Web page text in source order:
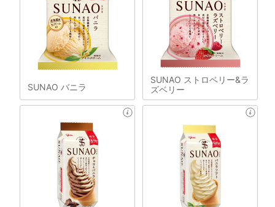
SUNAO バニラ
SUNAO ストロベリー&ラ
ズベリー